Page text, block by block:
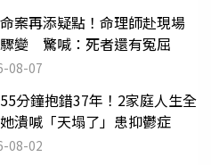
案再添疑點！命理師赴現場
變 驚喊：死者還有冤屈
08-07
分鐘抱錯37年！2家庭人生全
潰喊「天塌了」患抑鬱症
08-02